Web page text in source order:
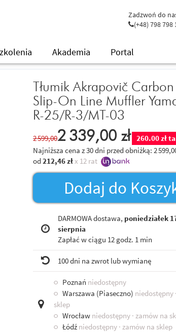
Zadzwoń do
(+48) 798 798
Akademia Portal
Tłumik Akrapovič
Slip-On Line Muffler
R-25/R-3/MT-03
2 599,002 339,00 zł
260.00 zł
Najniższa cena z 30 dni przed obniżką: 2
od 212,46 zł x 12 rat
Dodaj do
DARMOWA dostawa, poniedziałek
sierpnia
Zapłać w ciągu 12 godz. 1 min
100 dni na zwrot lub wymianę
○ Poznań niedostępny
○ Warszawa (Piaseczno) niedostępny
sklep
○ Wrocław niedostępny · zamów na
○ Łódź niedostępny · zamów na sklep